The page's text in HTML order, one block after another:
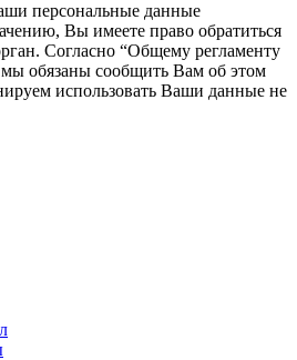
персональные данные
Вы имеете право обратиться
Согласно “Общему регламенту
обязаны сообщить Вам об этом
использовать Ваши данные не